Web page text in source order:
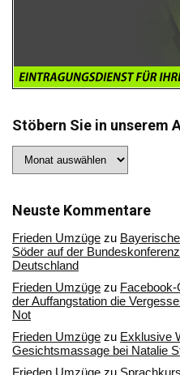
Stöbern Sie in unserem
Sie
Archiv
Neuste Kommentare
Frieden Umzüge zu
Söder auf der
Deutschland
Frieden Umzüge zu Facebook-
der Auffangstation die
Not
Frieden Umzüge zu Exklusive
Gesichtsmassage bei Natalie